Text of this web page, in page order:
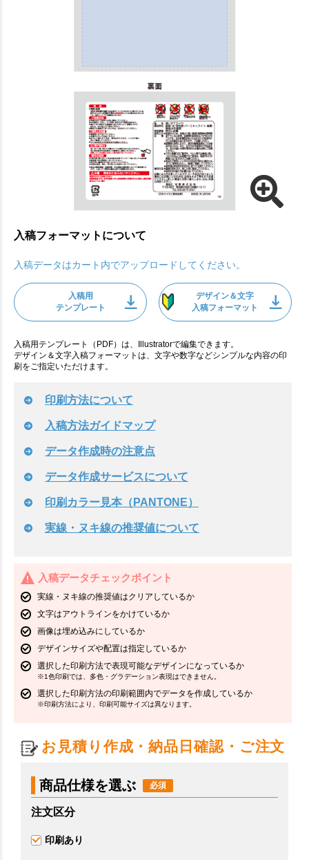
入稿フォーマットについて
入稿データはカート内でアップロードしてください。
入稿用
テンプレート
デザイン＆文字
入稿フォーマット
入稿用テンプレート（PDF）は、Illustratorで編集できます。
デザイン＆文字入稿フォーマットは、文字や数字などシンプルな内容の印
刷をご指定いただけます。
印刷方法について
入稿方法ガイドマップ
データ作成時の注意点
データ作成サービスについて
印刷カラー見本（PANTONE）
実線・ヌキ線の推奨値について
入稿データチェックポイント
実線・ヌキ線の推奨値はクリアしているか
文字はアウトラインをかけているか
画像は埋め込みにしているか
デザインサイズや配置は指定しているか
選択した印刷方法で表現可能なデザインになっているか
※1色印刷では、多色・グラデーション表現はできません。
選択した印刷方法の印刷範囲内でデータを作成しているか
※印刷方法により、印刷可能サイズは異なります。
お見積り作成・納品日確認・ご注文
商品仕様を選ぶ
注文区分
印刷あり